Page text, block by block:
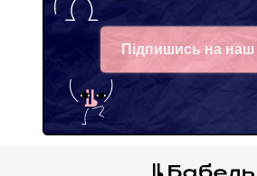
Підпишись на наш
Telegram